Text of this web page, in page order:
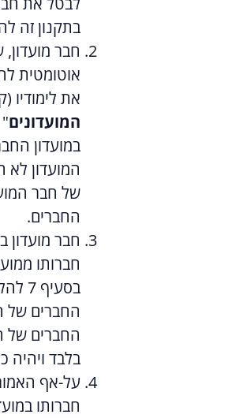
בתקנון זה
חבר מועדון,
את לימודיו
המועדונים
במועדון
המועדון
של חבר
החברים.
חברותו
בסעיף7
החברים של
החברים של
בלבד ויהיה
על-אף
חברותו